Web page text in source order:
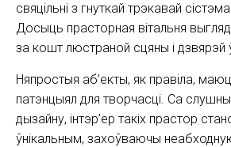
свяцільні з гнуткай трэкавай
Досыць прасторная вітальня
за кошт люстраной сцяны і
Няпростыя аб’екты, як правіла,
патэнцыял для творчасці. Са
дызайну, інтэр’ер такіх прастор
ўнікальным, захоўваючы